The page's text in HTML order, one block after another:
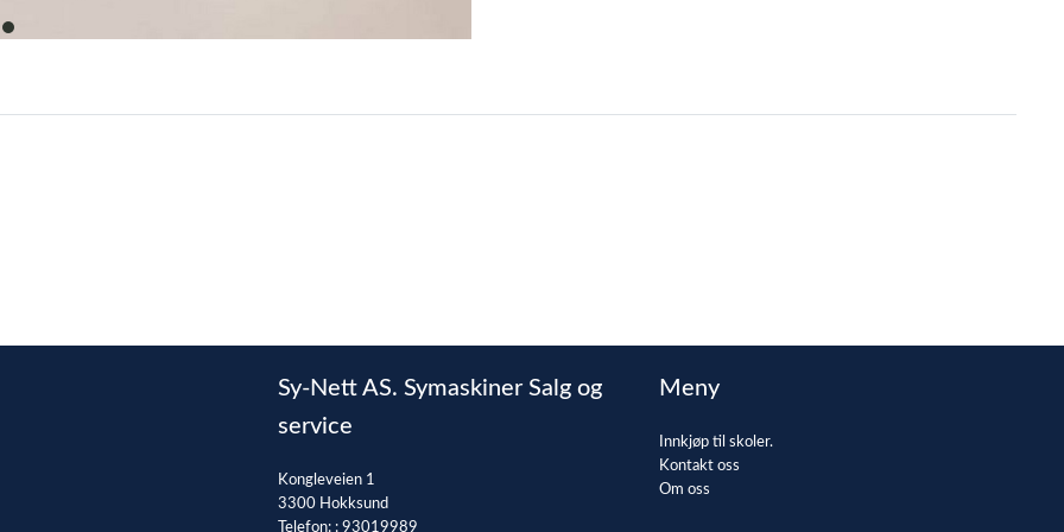
item
Sy-Nett AS. Symaskiner Salg og
service
Kongleveien 1
3300 Hokksund
Telefon: : 93019989
Meny
Innkjøp til skoler.
Kontakt oss
Om oss